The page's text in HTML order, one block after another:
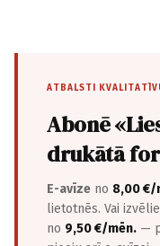
ATBALSTI
Abonē
drukātā
E-avīze no 8,00 €/
lietotnēs. Vai
no 9,50 €/mēn. —